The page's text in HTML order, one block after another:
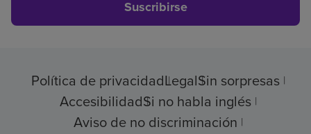
Suscribirse
Política de privacidadLegalSin sorpresas
AccesibilidadSi no habla inglés
Aviso de no discriminación